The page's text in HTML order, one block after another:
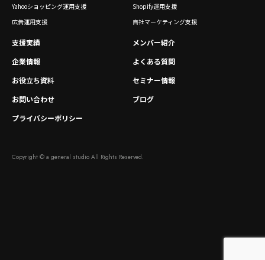
Yahooショッピング運用支援
Shopify運用支援
広告運用支援
自社マーケティング支援
支援実績
メンバー紹介
企業情報
よくある質問
お役立ち資料
セミナー情報
お問い合わせ
ブログ
プライバシーポリシー
Copyright © a general studio All Rights Reserved.